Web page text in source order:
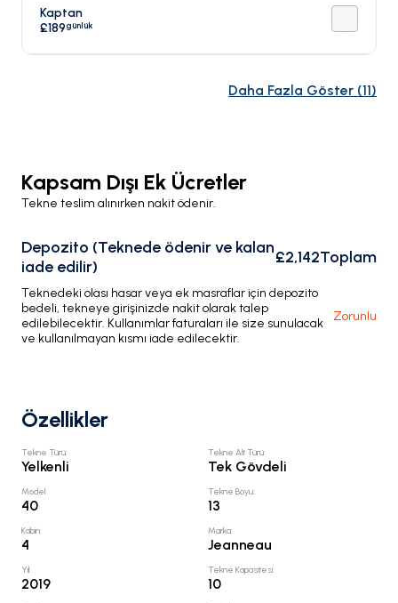
Kaptan
£189günlük
Daha Fazla Göster (11)
Kapsam Dışı Ek Ücretler
Tekne teslim alınırken nakit ödenir.
Depozito (Teknede ödenir ve kalan
iade edilir)
£2,142Toplam
Teknedeki olası hasar veya ek masraflar için depozito
bedeli, tekneye girişinizde nakit olarak talep
edilebilecektir. Kullanımlar faturaları ile size sunulacak
ve kullanılmayan kısmı iade edilecektir.
Zorunlu
Özellikler
Tekne Türü:
Yelkenli
Tekne Alt Türü:
Tek Gövdeli
Model:
40
Tekne Boyu:
13
Kabin:
4
Marka:
Jeanneau
Yıl:
2019
Tekne Kapasitesi:
10